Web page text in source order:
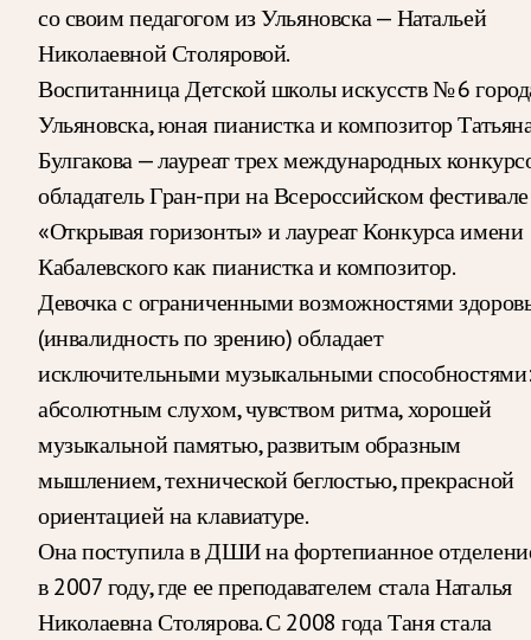
со своим педагогом из Ульяновска — Натальей
Николаевной Столяровой.
Воспитанница Детской школы искусств № 6
Ульяновска, юная пианистка и композитор
Булгакова — лауреат трех международных
обладатель Гран-при на Всероссийском фестивале
«Открывая горизонты» и лауреат Конкурса имени
Кабалевского как пианистка и композитор.
Девочка с ограниченными возможностями
(инвалидность по зрению) обладает
исключительными музыкальными
абсолютным слухом, чувством ритма, хорошей
музыкальной памятью, развитым образным
мышлением, технической беглостью, прекрасной
ориентацией на клавиатуре.
Она поступила в ДШИ на фортепианное
в 2007 году, где ее преподавателем стала Наталья
Николаевна Столярова. С 2008 года Таня стала